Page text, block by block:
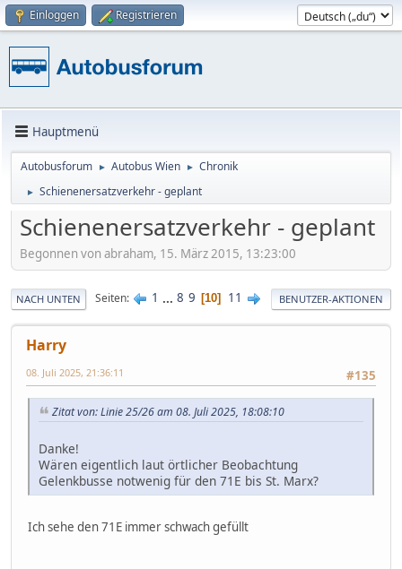
Einloggen Registrieren
Hauptmenü
Autobusforum ► Autobus Wien ► Chronik
► Schienenersatzverkehr - geplant
Schienenersatzverkehr - geplant
Begonnen von abraham, 15. März 2015, 13:23:00
NACH UNTEN Seiten 1 ... 8 9 10 11 BENUTZER-AKTIONEN
Harry
#135
08. Juli 2025, 21:36:11
Zitat von: Linie 25/26 am 08. Juli 2025, 18:08:10
Danke!
Wären eigentlich laut örtlicher Beobachtung
Gelenkbusse notwenig für den 71E bis St. Marx?
Ich sehe den 71E immer schwach gefüllt